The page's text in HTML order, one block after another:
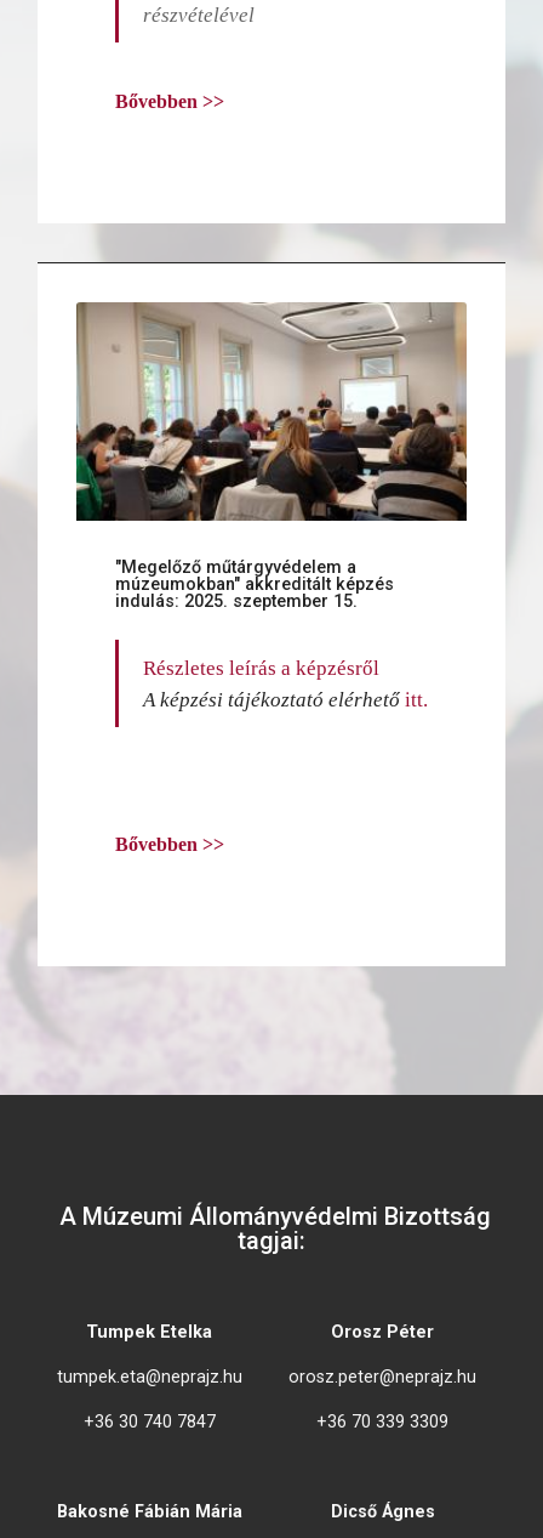
részvételével
Bővebben >>
"Megelőző műtárgyvédelem a
múzeumokban" akkreditált képzés
indulás: 2025. szeptember 15.
Részletes leírás a képzésről
A képzési tájékoztató elérhető itt.
Bővebben >>
A Múzeumi Állományvédelmi Bizottság
tagjai:
Tumpek Etelka
tumpek.eta@neprajz.hu
+36 30 740 7847
Bakosné Fábián Mária
Orosz Péter
orosz.peter@neprajz.hu
+36 70 339 3309
Dicső Ágnes